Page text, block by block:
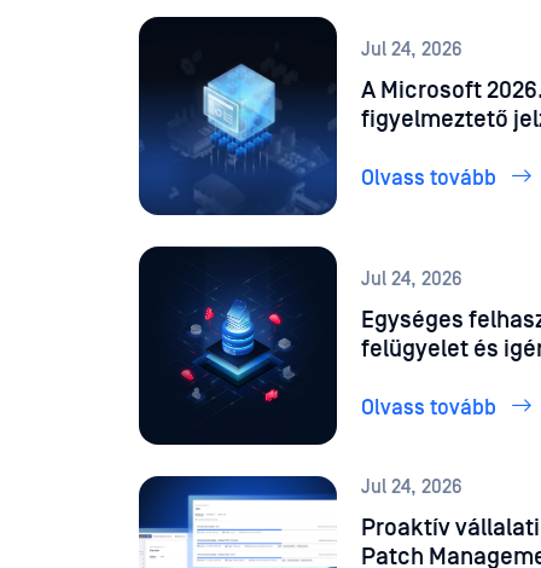
Jul 24, 2026
A Microsoft
figyelmeztető
Olvass tovább
Jul 24, 2026
Egységes
felügyelet és
.5.0 a
Olvass tovább
Jul 24, 2026
Proaktív
Patch